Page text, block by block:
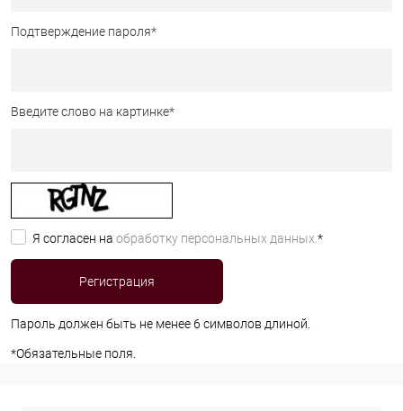
Подтверждение пароля*
Введите слово на картинке*
Я согласен на обработку персональных данных. *
Пароль должен быть не менее 6 символов длиной.
*Обязательные поля.